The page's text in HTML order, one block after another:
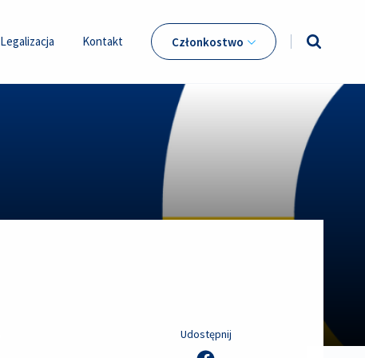
Legalizacja Kontakt Członkostwo
Udostępnij